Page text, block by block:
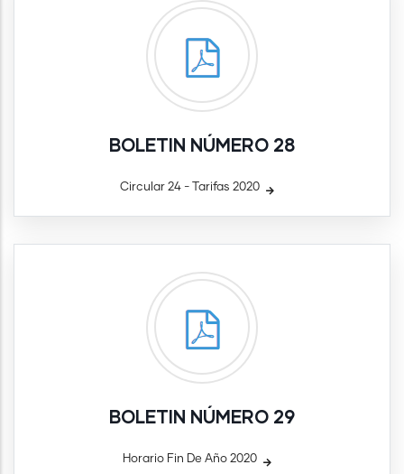
BOLETIN NÚMERO 28
Circular 24 - Tarifas 2020
BOLETIN NÚMERO 29
Horario Fin De Año 2020